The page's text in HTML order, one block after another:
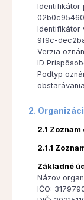
Identifikátor
Identifikátor
9f9c-
Verzia
ID
Podtyp
2.
2.1
2.1.1
Základné
Názov
IČO: